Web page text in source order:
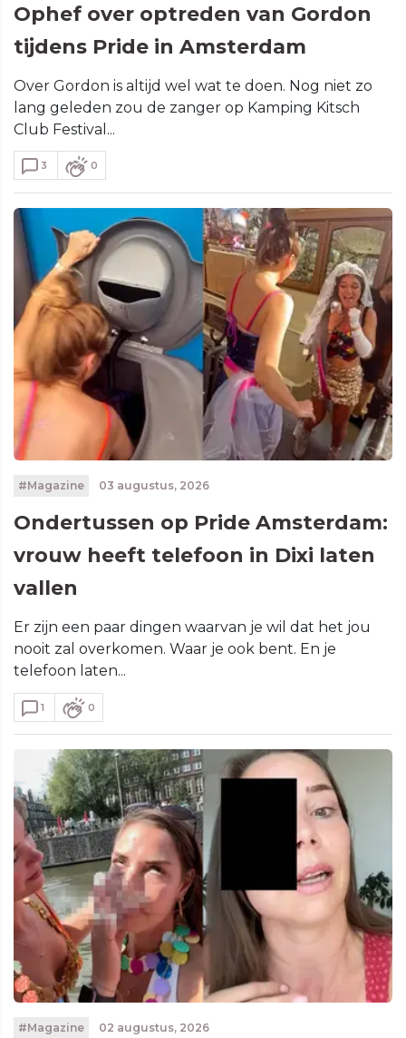
Ophef over optreden van Gordon
tijdens Pride in Amsterdam
Over Gordon is altijd wel wat te doen. Nog niet zo
lang geleden zou de zanger op Kamping Kitsch
Club Festival...
3 0
#Magazine 03 augustus, 2026
Ondertussen op Pride Amsterdam:
vrouw heeft telefoon in Dixi laten
vallen
Er zijn een paar dingen waarvan je wil dat het jou
nooit zal overkomen. Waar je ook bent. En je
telefoon laten...
1 0
#Magazine 02 augustus, 2026